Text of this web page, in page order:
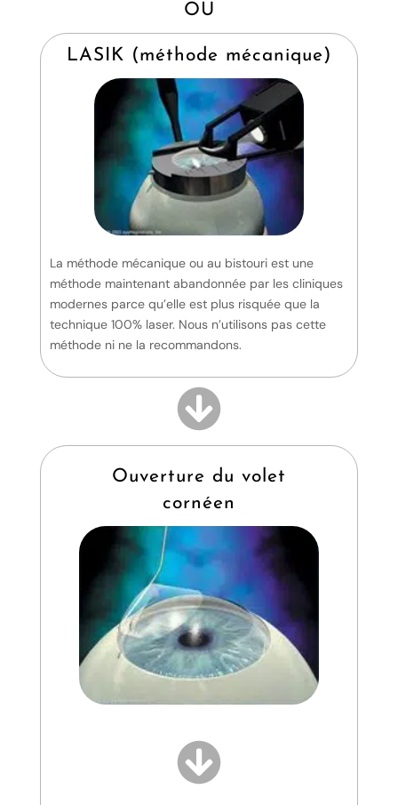
OU
LASIK (méthode mécanique)
La méthode mécanique ou au bistouri est une
méthode maintenant abandonnée par les cliniques
modernes parce qu’elle est plus risquée que la
technique 100% laser. Nous n’utilisons pas cette
méthode ni ne la recommandons.
Ouverture du volet
cornéen